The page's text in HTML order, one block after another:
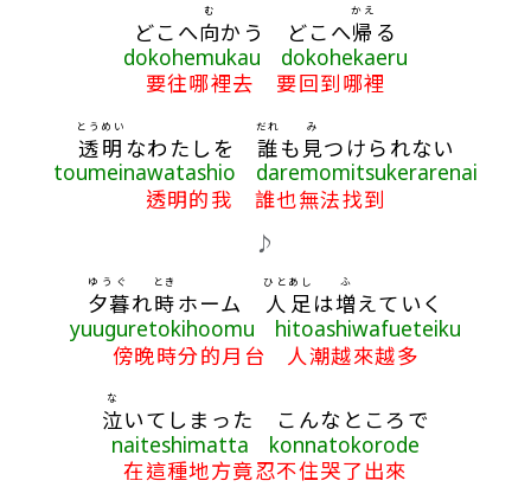
どこへ向
む
かう どこへ帰
かえ
る
dokohemukau dokohekaeru
要往哪裡去 要回到哪裡
透明
とうめい
なわたしを 誰
だれ
も 見
み
つけられない
toumeinawatashio daremomitsukerarenai
透明的我 誰也無法找到
♪
夕暮
ゆうぐ
れ時
とき
ホーム 人
ひと
足
あし
は増
ふ
えていく
yuuguretokihoomu hitoashiwafueteiku
傍晚時分的月台 人潮越來越多
泣
な
いてしまった こんなところで
naiteshimatta konnatokorode
在這種地方竟忍不住哭了出來